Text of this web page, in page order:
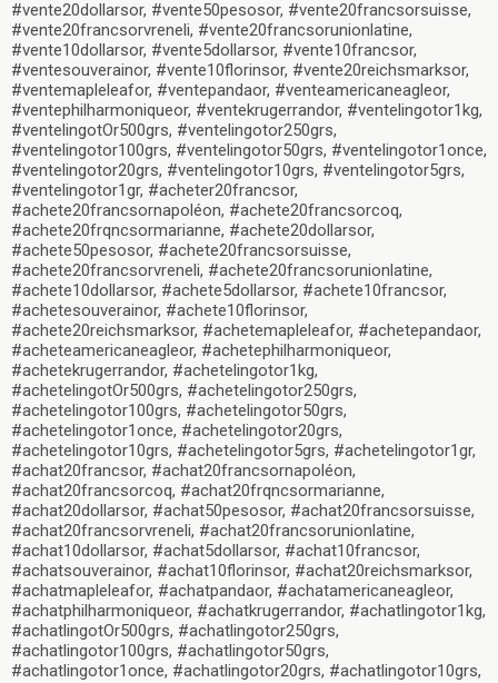
#vente20dollarsor, #vente50pesosor, #vente20francsorsuisse,
#vente20francsorvreneli, #vente20francsorunionlatine,
#vente10dollarsor, #vente5dollarsor, #vente10francsor,
#ventesouverainor, #vente10florinsor, #vente20reichsmarksor,
#ventemapleleafor, #ventepandaor, #venteamericaneagleor,
#ventephilharmoniqueor, #ventekrugerrandor, #ventelingotor1kg,
#ventelingotOr500grs, #ventelingotor250grs,
#ventelingotor100grs, #ventelingotor50grs, #ventelingotor1once,
#ventelingotor20grs, #ventelingotor10grs, #ventelingotor5grs,
#ventelingotor1gr, #acheter20francsor,
#achete20francsornapoléon, #achete20francsorcoq,
#achete20frqncsormarianne, #achete20dollarsor,
#achete50pesosor, #achete20francsorsuisse,
#achete20francsorvreneli, #achete20francsorunionlatine,
#achete10dollarsor, #achete5dollarsor, #achete10francsor,
#achetesouverainor, #achete10florinsor,
#achete20reichsmarksor, #achetemapleleafor, #achetepandaor,
#acheteamericaneagleor, #achetephilharmoniqueor,
#achetekrugerrandor, #achetelingotor1kg,
#achetelingotOr500grs, #achetelingotor250grs,
#achetelingotor100grs, #achetelingotor50grs,
#achetelingotor1once, #achetelingotor20grs,
#achetelingotor10grs, #achetelingotor5grs, #achetelingotor1gr,
#achat20francsor, #achat20francsornapoléon,
#achat20francsorcoq, #achat20frqncsormarianne,
#achat20dollarsor, #achat50pesosor, #achat20francsorsuisse,
#achat20francsorvreneli, #achat20francsorunionlatine,
#achat10dollarsor, #achat5dollarsor, #achat10francsor,
#achatsouverainor, #achat10florinsor, #achat20reichsmarksor,
#achatmapleleafor, #achatpandaor, #achatamericaneagleor,
#achatphilharmoniqueor, #achatkrugerrandor, #achatlingotor1kg,
#achatlingotOr500grs, #achatlingotor250grs,
#achatlingotor100grs, #achatlingotor50grs,
#achatlingotor1once, #achatlingotor20grs, #achatlingotor10grs,